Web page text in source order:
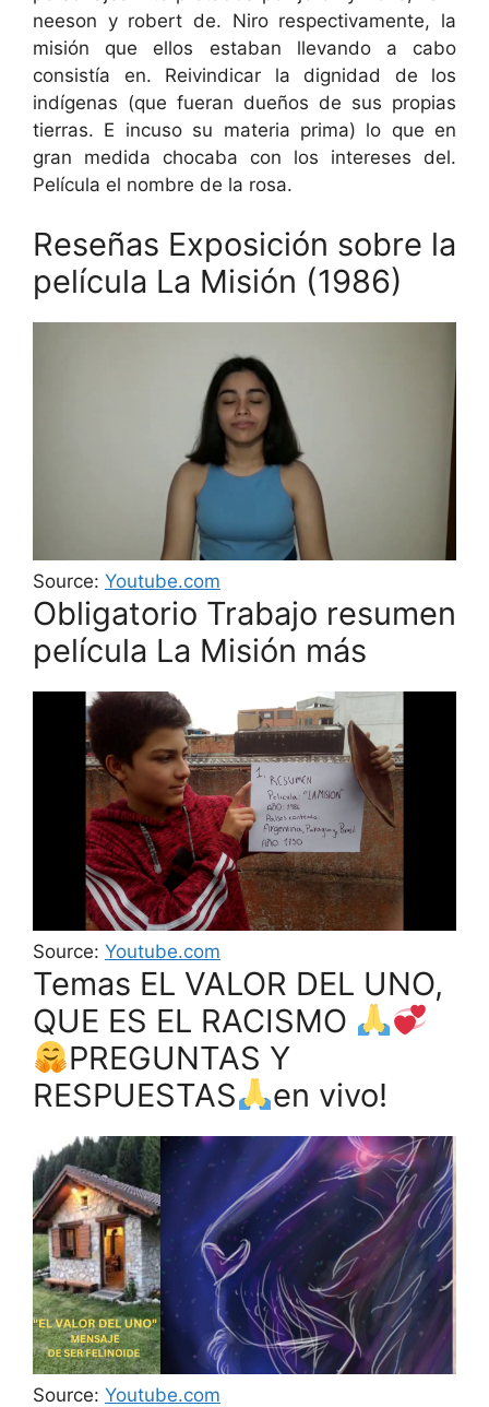
neeson y robert de. Niro respectivamente, la
misión que ellos estaban llevando a cabo
consistía en. Reivindicar la dignidad de los
indígenas (que fueran dueños de sus propias
tierras. E incuso su materia prima) lo que en
gran medida chocaba con los intereses del.
Película el nombre de la rosa.
Reseñas Exposición sobre la
película La Misión (1986)
Source: Youtube.com
Obligatorio Trabajo resumen
película La Misión más
Source: Youtube.com
Temas EL VALOR DEL UNO,
QUE ES EL RACISMO
PREGUNTAS Y
RESPUESTAS
en vivo!
Source: Youtube.com